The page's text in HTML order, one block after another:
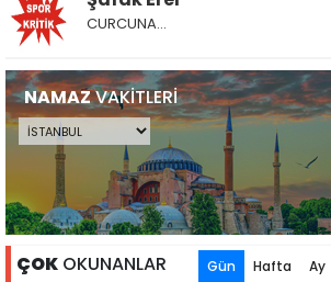
CURCUNA…
NAMAZVAKİTLERİ
ÇOK OKUNANLAR Gün Hafta Ay